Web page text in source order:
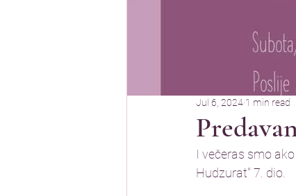
Jul 6, 2024 1 min read
I večeras smo
Hudzurat" 7. dio.